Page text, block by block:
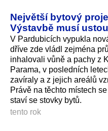
Největší bytový
Výstavbě musí
V Pardubicích vypukla
dříve zde vládl zejména
inhalovali vůně a pachy z
Parama, v posledních
zavíraly a z jejich areálů
Právě na těchto místech
staví se stovky bytů.
tento rok